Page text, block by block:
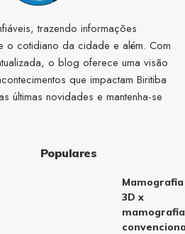
trazendo informações
o cotidiano da cidade e além. Com
o blog oferece uma visão
que impactam Biritiba
últimas novidades e mantenha-se
Populares
Mamografia
3D x
mamografia